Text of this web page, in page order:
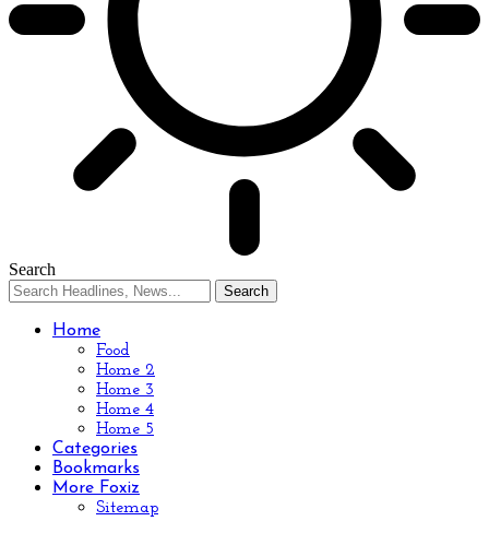
Search
Home
Food
Home 2
Home 3
Home 4
Home 5
Categories
Bookmarks
More Foxiz
Sitemap